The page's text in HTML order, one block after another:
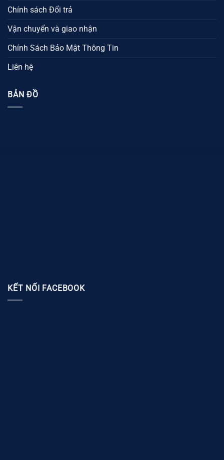
Chính sách Đổi trả
Vận chuyển và giao nhận
Chính Sách Bảo Mật Thông Tin
Liên hệ
BẢN ĐỒ
KẾT NỐI FACEBOOK